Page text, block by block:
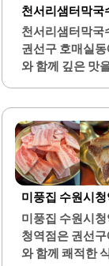
천서리샘터막국
천서리샘터막국
권선구 호매실
와 함께 깊은 맛
담백한 맛을 느
빔막국수는 양
을 잘 살려줍니
로, 깊고 진한 국
즉시 조리하여
치하여 자연 경
력적입니다. 매
게 식사를 할 수
친절하게..
미풍집 수원시
미풍집 수원시
청역점은 권선
와 함께 쾌적한